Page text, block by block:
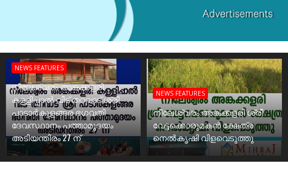
NEWS FEATURES
നീലേശ്വരം അങ്കക്കളരി
കള്ളിപ്പാൽ വീട് തറവാട് ശ്രീ
പാടാർകുളങ്ങര ഭഗവതി
ദേവസ്ഥാനം പത്താമുദയം
അടിയന്തിരം 27 ന്
NEWS FEATURES
നീലേശ്വരം അങ്കക്കളരി ശ്രീ
വേട്ടക്കൊരുമകൻ ക്ഷേത്ര
നെൽകൃഷി വിളവെടുത്തു